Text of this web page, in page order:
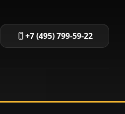
+7 (495) 799-59-22